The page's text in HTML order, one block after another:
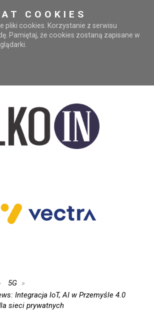
COOKIES
pliki cookies. Korzystanie z serwisu
Pamiętaj, że cookies zostaną zapisane w
5G
Integracja IoT, AI w Przemyśle 4.0
sieci prywatnych